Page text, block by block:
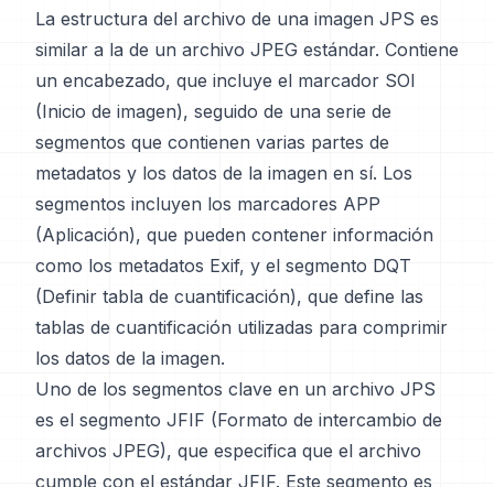
La estructura del archivo de una imagen JPS es
similar a la de un archivo JPEG estándar. Contiene
un encabezado, que incluye el marcador SOI
(Inicio de imagen), seguido de una serie de
segmentos que contienen varias partes de
metadatos y los datos de la imagen en sí. Los
segmentos incluyen los marcadores APP
(Aplicación), que pueden contener información
como los metadatos Exif, y el segmento DQT
(Definir tabla de cuantificación), que define las
tablas de cuantificación utilizadas para comprimir
los datos de la imagen.
Uno de los segmentos clave en un archivo JPS
es el segmento JFIF (Formato de intercambio de
archivos JPEG), que especifica que el archivo
cumple con el estándar JFIF. Este segmento es